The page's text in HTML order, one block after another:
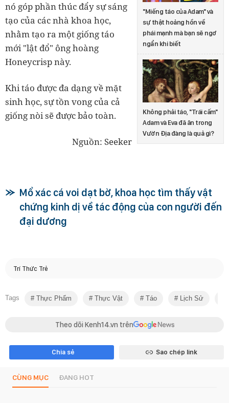
"Miếng táo của Adam" và
sự thật hoảng hồn về
phái mạnh mà bạn sẽ ngơ
ngẩn khi biết
Không phải táo, "Trái cấm"
Adam và Eva đã ăn trong
Vườn Địa đàng là quả gì?
nó góp phần thúc đẩy sự sáng
tạo của các nhà khoa học,
nhằm tạo ra một giống táo
mới "lật đổ" ông hoàng
Honeycrisp này.
Khi táo được đa dạng về mặt
sinh học, sự tồn vong của cả
giống nòi sẽ được bảo toàn.
Nguồn: Seeker
Mổ xác cá voi dạt bờ, khoa học tìm thấy vật
chứng kinh dị về tác động của con người đến
đại dương
Trí Thức Trẻ
Tags Thực Phẩm Thực Vật Táo Lịch Sử
Theo dõi Kenh14.vn trên
Chia sẻ Sao chép link
CÙNG MỤC ĐANG HOT